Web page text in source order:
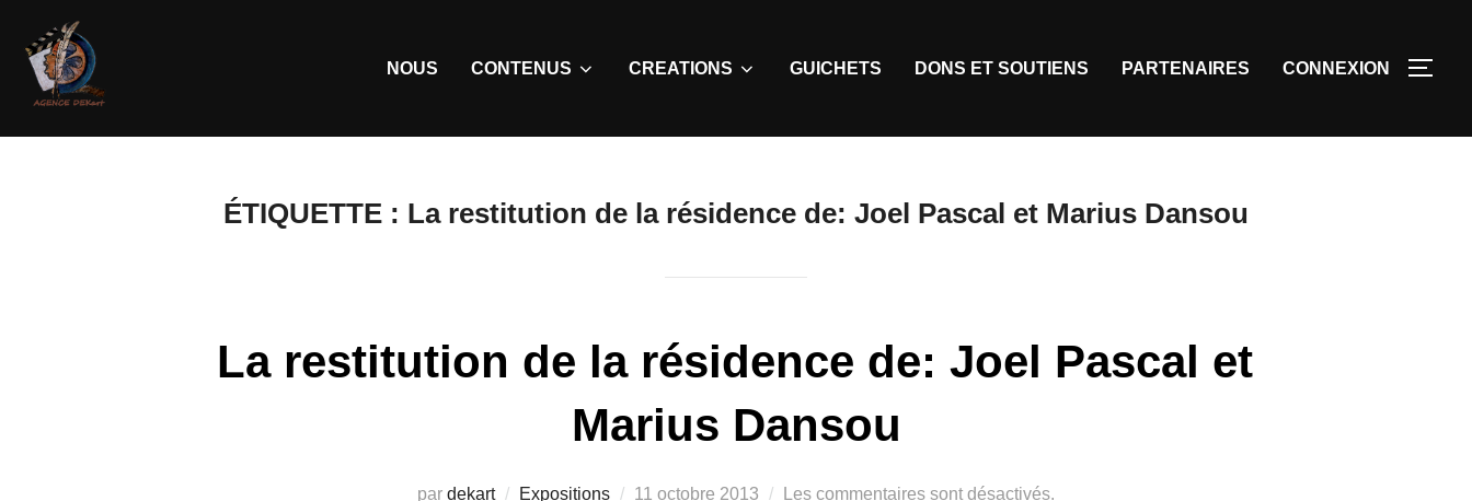
NOUS CONTENUS CREATIONS GUICHETS DONS ET SOUTIENS PARTENAIRES CONNEXION
ÉTIQUETTE : La restitution de la résidence de: Joel Pascal et Marius Dansou
La restitution de la résidence de: Joel Pascal et
Marius Dansou
par dekart Expositions 11 octobre 2013 Les commentaires sont désactivés.